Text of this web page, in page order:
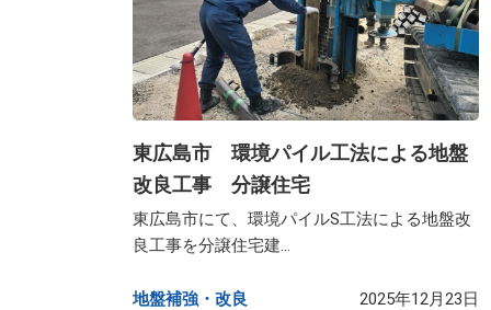
東広島市 環境パイル工法による地盤
改良工事 分譲住宅
東広島市にて、環境パイルS工法による地盤改
良工事を分譲住宅建...
地盤補強・改良​ 2025年12月23日